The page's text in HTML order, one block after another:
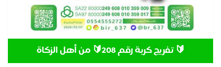
🔰 تفريج كربة رقم 208🔰 من أهل الزكاة